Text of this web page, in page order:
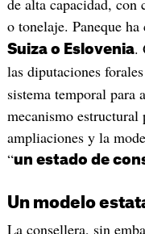
de alta capacidad, con
o tonelaje. Paneque
Suiza o Eslovenia.
las diputaciones forales
sistema temporal para
mecanismo
ampliaciones y la
“un estado de
Un modelo
La consellera, sin